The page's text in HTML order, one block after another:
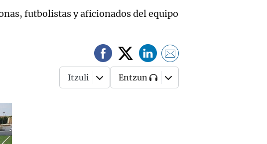
futbolistas y aficionados del equipo
Itzuli Entzun